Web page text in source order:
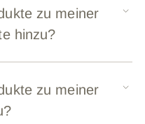
zu meiner
hinzu?
zu meiner